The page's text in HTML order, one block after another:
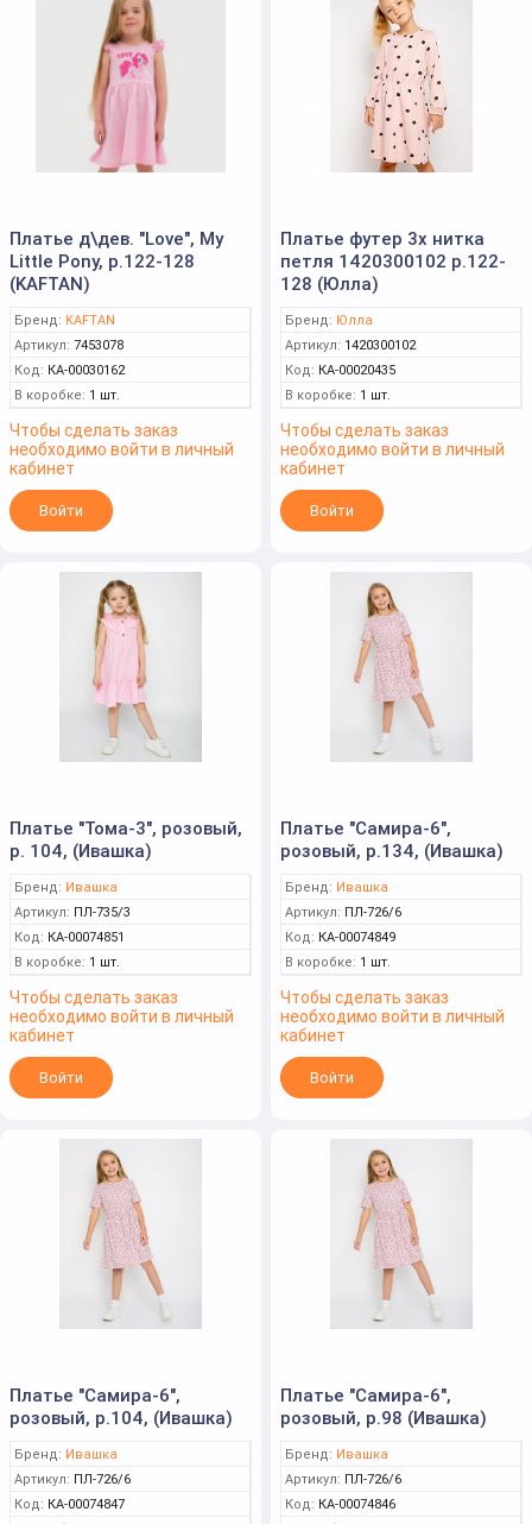
Платье д\дев. "Love", My
Little Pony, р.122-128
(KAFTAN)
Бренд: KAFTAN
Артикул: 7453078
Код: КА-00030162
В коробке: 1 шт.
Чтобы сделать заказ
необходимо войти в личный
кабинет
Войти
Платье футер 3х нитка
петля 1420300102 р.122-
128 (Юлла)
Бренд: Юлла
Артикул: 1420300102
Код: КА-00020435
В коробке: 1 шт.
Чтобы сделать заказ
необходимо войти в личный
кабинет
Войти
Платье "Тома-3", розовый,
р. 104, (Ивашка)
Бренд: Ивашка
Артикул: ПЛ-735/3
Код: КА-00074851
В коробке: 1 шт.
Чтобы сделать заказ
необходимо войти в личный
кабинет
Войти
Платье "Самира-6",
розовый, р.134, (Ивашка)
Бренд: Ивашка
Артикул: ПЛ-726/6
Код: КА-00074849
В коробке: 1 шт.
Чтобы сделать заказ
необходимо войти в личный
кабинет
Войти
Платье "Самира-6",
розовый, р.104, (Ивашка)
Бренд: Ивашка
Артикул: ПЛ-726/6
Код: КА-00074847
Платье "Самира-6",
розовый, р.98 (Ивашка)
Бренд: Ивашка
Артикул: ПЛ-726/6
Код: КА-00074846